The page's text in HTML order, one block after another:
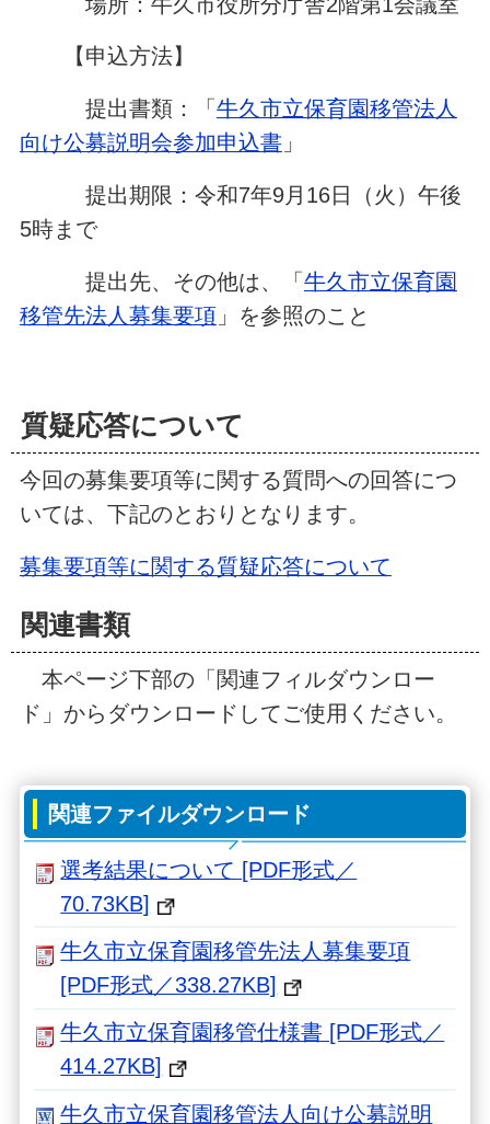
【申込方法】
提出書類：「 牛久市立保育園移管法人
向け公募説明会参加申込書」
提出期限：令和7年9月16日（火）午後
5時まで
提出先、その他は、「 牛久市立保育園
移管先法人募集要項」を参照のこと
質疑応答について
今回の募集要項等に関する質問への回答につ
いては、下記のとおりとなります。
募集要項等に関する質疑応答について
関連書類
本ページ下部の「関連フィルダウンロー
ド」からダウンロードしてご使用ください。
関連ファイルダウンロード
選考結果について [PDF形式／
70.73KB]
牛久市立保育園移管先法人募集要項
[PDF形式／338.27KB]
牛久市立保育園移管仕様書 [PDF形式／
414.27KB]
牛久市立保育園移管法人向け公募説明